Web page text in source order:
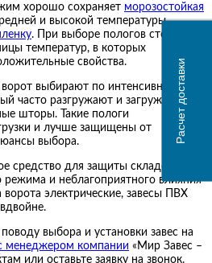
хорошо сохраняет морозостойкая
и высокой температуры
. При выборе пологов стоит
температур, в которых
свойства.
выбирают по интенсивности
часто разгружают и загружают,
шторы. Такие пологи
и лучше защищены от
выбора.
средство для защиты складов от
режима и неблагоприятного влияния
электрические, завесы ПВХ
выбора и установки завес на
менеджером компании «Мир Завес –
или оставьте заявку на звонок.
Расчет доставки